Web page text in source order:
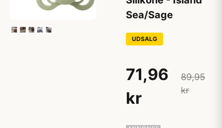
Sea/Sage
UDSALG
71,96
kr
89,95
kr